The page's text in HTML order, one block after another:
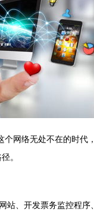
络无处不在的时代
。
站、开发票务监控